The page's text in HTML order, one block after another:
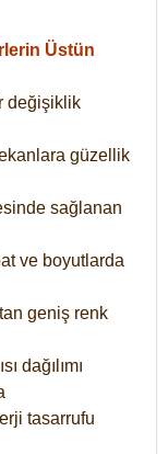
Üstün
değişiklik
güzellik
sağlanan
ve boyutlarda
geniş renk
dağılımı
tasarrufu